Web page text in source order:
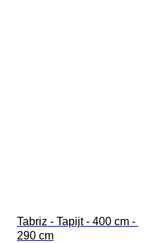
Tabriz - Tapijt - 400 cm -
290 cm